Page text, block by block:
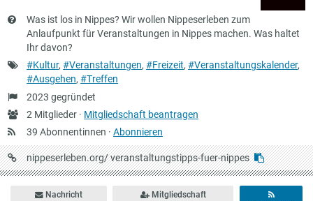
Kurzbeschreibung
Was ist los in Nippes? Wir wollen Nippeserleben zum
Anlaufpunkt für Veranstaltungen in Nippes machen. Was haltet
Ihr davon?
Schlagworte
#Kultur,#Veranstaltungen,#Freizeit,#Veranstaltungskalender,
#Ausgehen,#Treffen
Gründung
2023 gegründet
Anzahl
Mitglieder
2 Mitglieder · Mitgliedschaft beantragen
39 Abonnentinnen ·Abonnieren
URL
auf
nippeserleben.org/ veranstaltungstipps-fuer-nippes
Nachricht
Mitgliedschaft